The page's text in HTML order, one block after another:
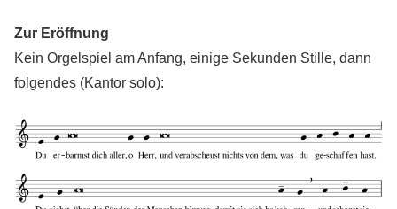
Zur Eröffnung
Kein Orgelspiel am Anfang, einige Sekunden Stille, dann
folgendes (Kantor solo):